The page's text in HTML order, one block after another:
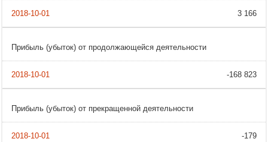
3 166
Прибыль (убыток) от продолжающейся деятельности
-168 823
Прибыль (убыток) от прекращенной деятельности
-179